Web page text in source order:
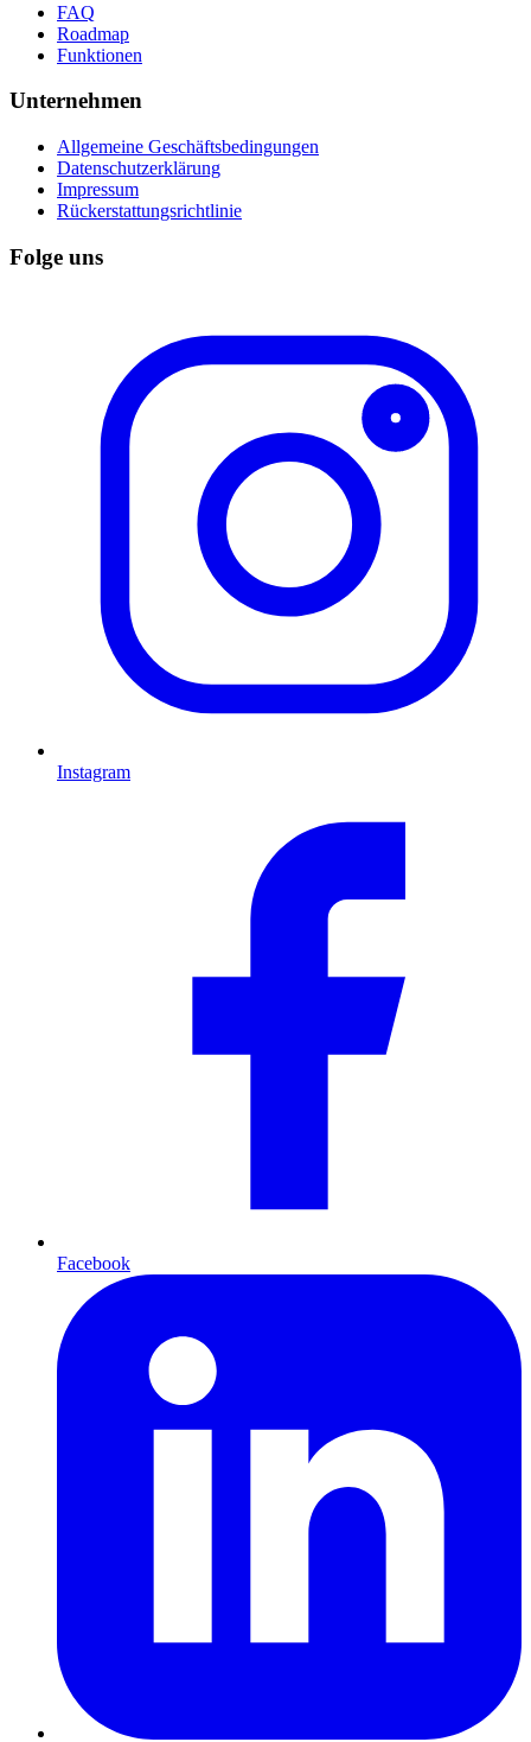
FAQ
Roadmap
Funktionen
Unternehmen
Allgemeine Geschäftsbedingungen
Datenschutzerklärung
Impressum
Rückerstattungsrichtlinie
Folge uns
Instagram
Facebook